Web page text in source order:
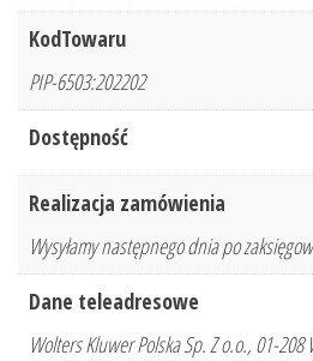
KodTowaru
PIP-6503:202202
Dostępność
Realizacja zamówienia
Wysyłamy następnego dnia po
Dane teleadresowe
Wolters Kluwer Polska Sp. Z o.o., 01-